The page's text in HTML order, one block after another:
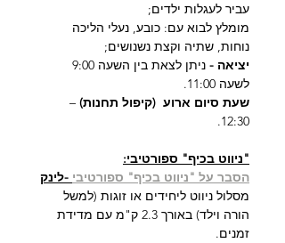
עביר לעגלות ילדים;
מומלץ לבוא עם: כובע, נעלי הליכה
נוחות, שתיה וקצת נשנושים;
יציאה -
לשעה 11:00.
שעת סיום ארוע  (קיפול תחנות) –
12:30.
"ניווט בכיף" ספורטיבי:
הסבר על "ניווט בכיף" ספורטיבי -לינק
מסלול ניווט ליחידים או זוגות (למשל
הורה וילד) באורך 2.3 ק"מ עם מדידת
זמנים.